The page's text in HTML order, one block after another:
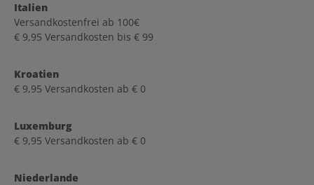
Italien
Versandkostenfrei ab 100€
€ 9,95 Versandkosten bis € 99
Kroatien
€ 9,95 Versandkosten ab € 0
Luxemburg
€ 9,95 Versandkosten ab € 0
Niederlande